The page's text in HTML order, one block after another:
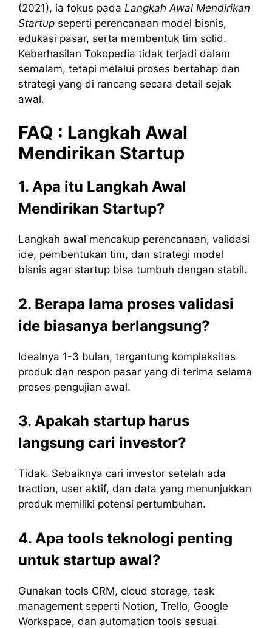
(2021), ia fokus pada Langkah Awal Mendirikan
Startup seperti perencanaan model bisnis,
edukasi pasar, serta membentuk tim solid.
Keberhasilan Tokopedia tidak terjadi dalam
semalam, tetapi melalui proses bertahap dan
strategi yang di rancang secara detail sejak
awal.
FAQ : Langkah Awal
Mendirikan Startup
1. Apa itu Langkah Awal
Mendirikan Startup?
Langkah awal mencakup perencanaan, validasi
ide, pembentukan tim, dan strategi model
bisnis agar startup bisa tumbuh dengan stabil.
2. Berapa lama proses validasi
ide biasanya berlangsung?
Idealnya 1-3 bulan, tergantung kompleksitas
produk dan respon pasar yang di terima selama
proses pengujian awal.
3. Apakah startup harus
langsung cari investor?
Tidak. Sebaiknya cari investor setelah ada
traction, user aktif, dan data yang menunjukkan
produk memiliki potensi pertumbuhan.
4. Apa tools teknologi penting
untuk startup awal?
Gunakan tools CRM, cloud storage, task
management seperti Notion, Trello, Google
Workspace, dan automation tools sesuai